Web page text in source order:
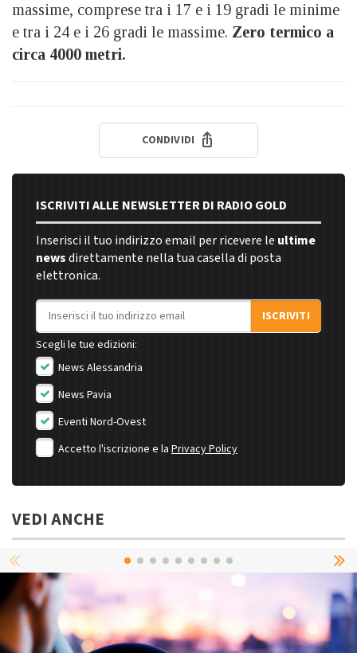
massime, comprese tra i 17 e i 19 gradi le minime
e tra i 24 e i 26 gradi le massime. Zero termico a
circa 4000 metri.
CONDIVIDI
ISCRIVITI ALLE NEWSLETTER DI RADIO GOLD
Inserisci il tuo indirizzo email per ricevere le ultime
newsdirettamente nella tua casella di posta
elettronica.
Indirizzo email
ISCRIVITI
Scegli le tue edizioni:
News Alessandria
News Pavia
Eventi Nord-Ovest
Accetto l'iscrizione e la Privacy Policy
VEDI ANCHE